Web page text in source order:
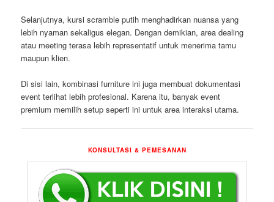
Selanjutnya, kursi scramble putih menghadirkan nuansa yang
lebih nyaman sekaligus elegan. Dengan demikian, area dealing
atau meeting terasa lebih representatif untuk menerima tamu
maupun klien.
Di sisi lain, kombinasi furniture ini juga membuat dokumentasi
event terlihat lebih profesional. Karena itu, banyak event
premium memilih setup seperti ini untuk area interaksi utama.
KONSULTASI & PEMESANAN